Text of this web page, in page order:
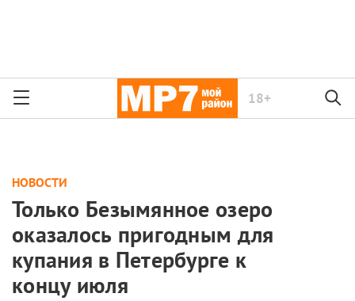
18+
НОВОСТИ
Только Безымянное озеро
оказалось пригодным для
купания в Петербурге к
концу июля